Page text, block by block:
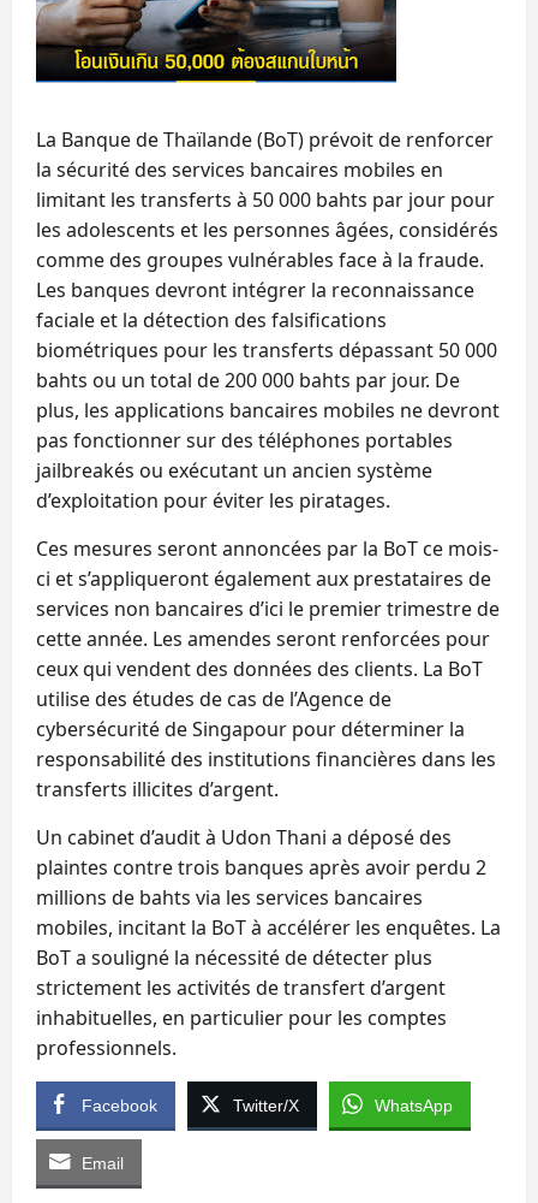
La Banque de Thaïlande (BoT) prévoit de renforcer
la sécurité des services bancaires mobiles en
limitant les transferts à 50 000 bahts par jour pour
les adolescents et les personnes âgées, considérés
comme des groupes vulnérables face à la fraude.
Les banques devront intégrer la reconnaissance
faciale et la détection des falsifications
biométriques pour les transferts dépassant 50 000
bahts ou un total de 200 000 bahts par jour. De
plus, les applications bancaires mobiles ne devront
pas fonctionner sur des téléphones portables
jailbreakés ou exécutant un ancien système
d’exploitation pour éviter les piratages.
Ces mesures seront annoncées par la BoT ce mois-
ci et s’appliqueront également aux prestataires de
services non bancaires d’ici le premier trimestre de
cette année. Les amendes seront renforcées pour
ceux qui vendent des données des clients. La BoT
utilise des études de cas de l’Agence de
cybersécurité de Singapour pour déterminer la
responsabilité des institutions financières dans les
transferts illicites d’argent.
Un cabinet d’audit à Udon Thani a déposé des
plaintes contre trois banques après avoir perdu 2
millions de bahts via les services bancaires
mobiles, incitant la BoT à accélérer les enquêtes. La
BoT a souligné la nécessité de détecter plus
strictement les activités de transfert d’argent
inhabituelles, en particulier pour les comptes
professionnels.
Facebook Twitter/X WhatsApp
Email